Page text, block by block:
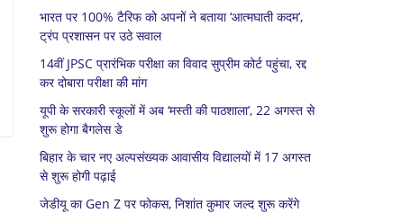
भारत पर 100% टैरिफ को अपनों ने बताया ‘आत्मघाती कदम’,
ट्रंप प्रशासन पर उठे सवाल
14वीं JPSC प्रारंभिक परीक्षा का विवाद सुप्रीम कोर्ट पहुंचा, रद्द
कर दोबारा परीक्षा की मांग
यूपी के सरकारी स्कूलों में अब ‘मस्ती की पाठशाला’, 22 अगस्त से
शुरू होगा बैगलेस डे
बिहार के चार नए अल्पसंख्यक आवासीय विद्यालयों में 17 अगस्त
से शुरू होगी पढ़ाई
जेडीयू का Gen Z पर फोकस, निशांत कुमार जल्द शुरू करेंगे